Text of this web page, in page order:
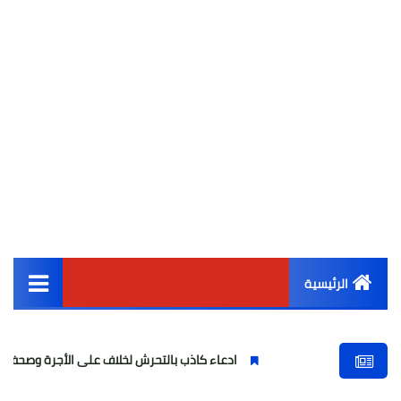
الرئيسية
أخبار مصر
ادعاء كاذب بالتحرش لخلاف على الأجرة وصحفية وهمية